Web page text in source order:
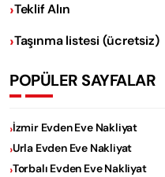
Teklif Alın
Taşınma listesi (ücretsiz)
POPÜLER SAYFALAR
İzmir Evden Eve Nakliyat
Urla Evden Eve Nakliyat
Torbalı Evden Eve Nakliyat